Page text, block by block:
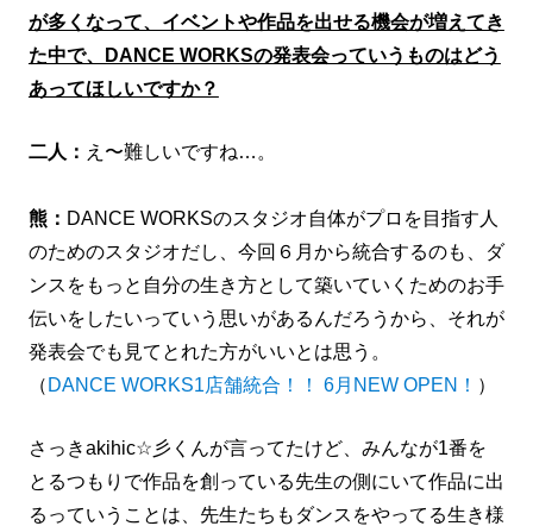
が多くなって、イベントや作品を出せる機会が増えてき
た中で、DANCE WORKSの発表会っていうものはどう
あってほしいですか？
二人： え〜難しいですね…。
熊： DANCE WORKSのスタジオ自体がプロを目指す人
のためのスタジオだし、今回６月から統合するのも、ダ
ンスをもっと自分の生き方として築いていくためのお手
伝いをしたいっていう思いがあるんだろうから、それが
発表会でも見てとれた方がいいとは思う。
（ DANCE WORKS1店舗統合！！ 6月NEW OPEN！ ）
さっきakihic☆彡くんが言ってたけど、みんなが1番を
とるつもりで作品を創っている先生の側にいて作品に出
るっていうことは、先生たちもダンスをやってる生き様